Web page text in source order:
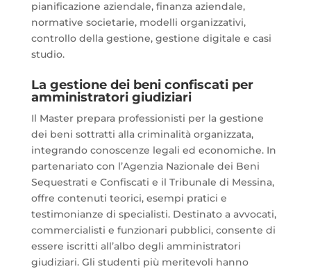
pianificazione aziendale, finanza aziendale,
normative societarie, modelli organizzativi,
controllo della gestione, gestione digitale e casi
studio.
La gestione dei beni confiscati per
amministratori giudiziari
Il Master prepara professionisti per la gestione
dei beni sottratti alla criminalità organizzata,
integrando conoscenze legali ed economiche. In
partenariato con l’Agenzia Nazionale dei Beni
Sequestrati e Confiscati e il Tribunale di Messina,
offre contenuti teorici, esempi pratici e
testimonianze di specialisti. Destinato a avvocati,
commercialisti e funzionari pubblici, consente di
essere iscritti all’albo degli amministratori
giudiziari. Gli studenti più meritevoli hanno